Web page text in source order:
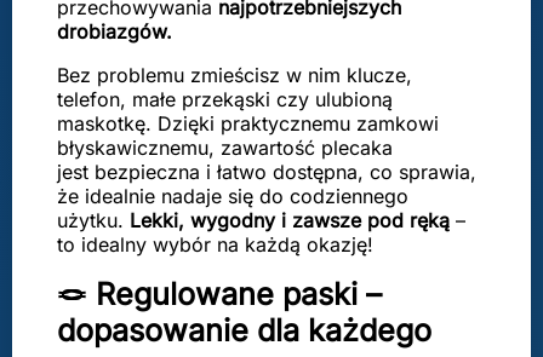
przechowywania najpotrzebniejszych
drobiazgów.
Bez problemu zmieścisz w nim klucze,
telefon, małe przekąski czy ulubioną
maskotkę. Dzięki praktycznemu zamkowi
błyskawicznemu, zawartość plecaka
jest bezpieczna i łatwo dostępna, co sprawia,
że idealnie nadaje się do codziennego
użytku. Lekki, wygodny i zawsze pod ręką –
to idealny wybór na każdą okazję!
🪢 Regulowane paski –
dopasowanie dla każdego